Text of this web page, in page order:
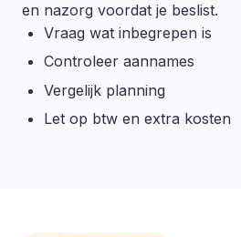
en nazorg voordat je beslist.
Vraag wat inbegrepen is
Controleer aannames
Vergelijk planning
Let op btw en extra kosten